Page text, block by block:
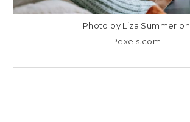
Photo by Liza Summer on
Pexels.com